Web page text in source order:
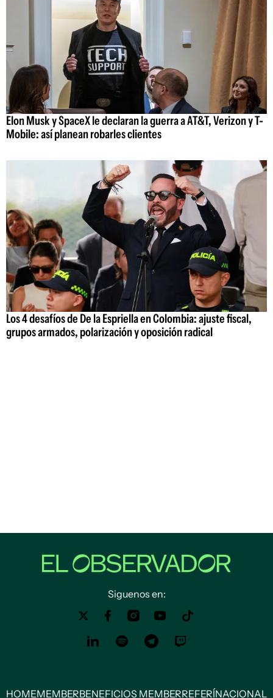
Elon Musk y SpaceX le declaran la guerra a AT&T, Verizon y T-
Mobile: así planean robarles clientes
Los 4 desafíos de De la Espriella en Colombia: ajuste fiscal,
grupos armados, polarización y oposición radical
Siguenos en:
HOMEMEMBERBENEFICIOS MEMBERREFERÍNACIONAL